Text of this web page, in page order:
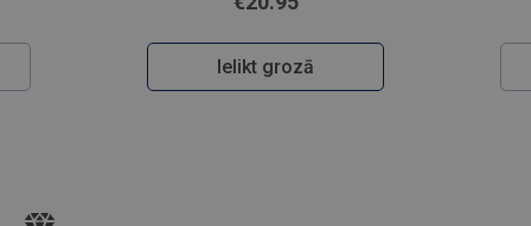
Ielikt grozā